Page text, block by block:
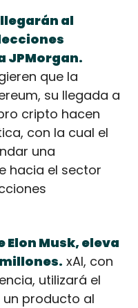
llegarán al
JPMorgan.
que la
su llegada a
cripto hacen
con la cual el
una
hacia el sector
Elon Musk, eleva
xAI, con
utilizará el
producto al